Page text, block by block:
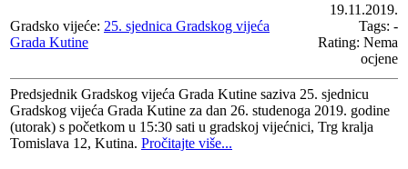
Gradsko vijeće: 25. sjednica Gradskog vijeća
Grada Kutine
19.11.2019.
Tags: -
Rating: Nema
ocjene
Predsjednik Gradskog vijeća Grada Kutine saziva 25. sjednicu
Gradskog vijeća Grada Kutine za dan 26. studenoga 2019. godine
(utorak) s početkom u 15:30 sati u gradskoj vijećnici, Trg kralja
Tomislava 12, Kutina. Pročitajte više...